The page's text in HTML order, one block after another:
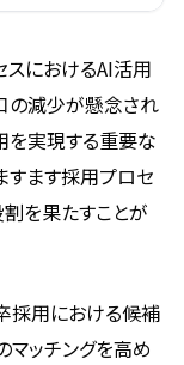
スにおけるAI活用
の減少が懸念され
を実現する重要な
すます採用プロセ
を果たすことが
採用における候補
ッチングを高め